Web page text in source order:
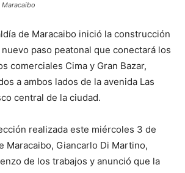
Maracaibo
de Maracaibo inició la construcción
paso peatonal que conectará los
comerciales Cima y Gran Bazar,
a ambos lados de la avenida Las
central de la ciudad.
realizada este miércoles 3 de
Maracaibo, Giancarlo Di Martino,
de los trabajos y anunció que la